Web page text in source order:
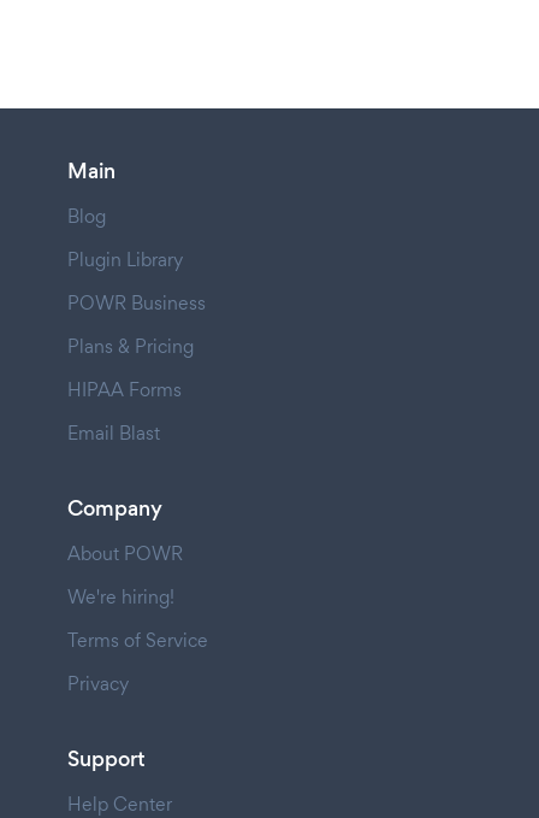
Main
Blog
Plugin Library
POWR Business
Plans & Pricing
HIPAA Forms
Email Blast
Company
About POWR
We're hiring!
Terms of Service
Privacy
Support
Help Center